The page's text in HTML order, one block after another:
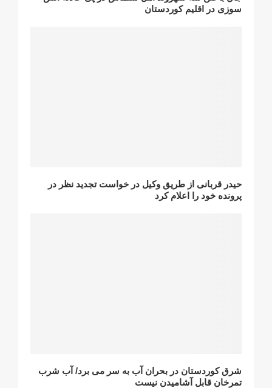
سوزی در اقلیم کوردستان
حیدر قربانی از طریق وکیل در خواست تجدید نظر در
پرونده خود را اعلام کرد
شرق کوردستان در بحران آب به سر می برد/ آب شرب
تمرخان قابل آشامیدن نیست